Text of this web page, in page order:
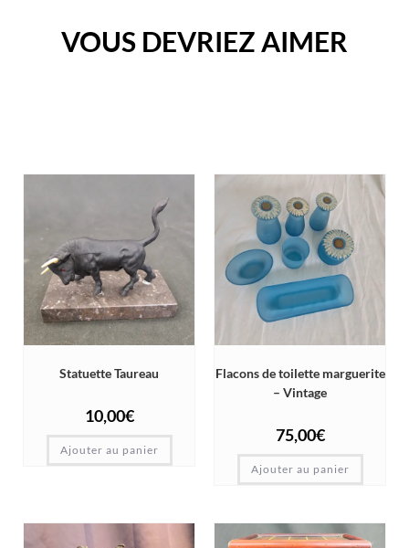
VOUS DEVRIEZ AIMER
Statuette Taureau
10,00€
Ajouter au panier
Flacons de toilette marguerite
– Vintage
75,00€
Ajouter au panier